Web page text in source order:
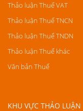
Thảo luận Thuế VAT
Thảo luận Thuế TNCN
Thảo luận Thuế TNDN
Thảo luận Thuế khác
Văn bản Thuế
KHU VỰC THẢO LUẬN